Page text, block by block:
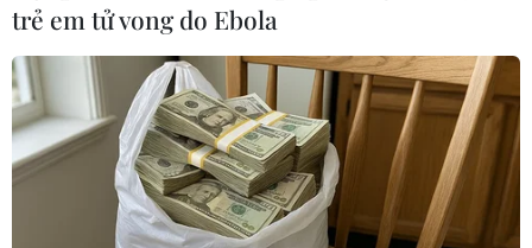
USD), tranh đá Chủ tịch Hồ Chí Minh trị giá
600.000 rupiah, và được tài trợ chi phí đi lại
tham dự thuyết trình tại Hội thảo kỷ niệm 60
năm chuyến thăm của Chủ tịch Hồ Chí Minh tới
Indonesia, dự kiến diễn ra vào cuối năm nay tại
Hà Nội./.
(TTXVN/Vietnam+)
trẻ em tử vong do Ebola